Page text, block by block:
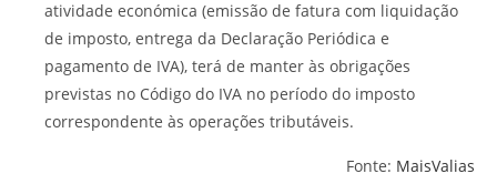
atividade económica (emissão de fatura com liquidação
de imposto, entrega da Declaração Periódica e
pagamento de IVA), terá de manter às obrigações
previstas no Código do IVA no período do imposto
correspondente às operações tributáveis.
Fonte: MaisValias